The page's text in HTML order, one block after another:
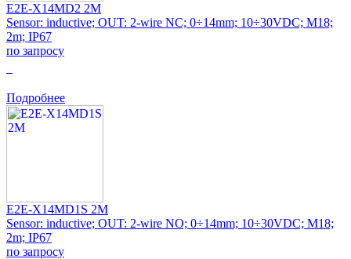
E2E-X14MD2 2M
Sensor: inductive; OUT: 2-wire NC; 0÷14mm; 10÷30VDC; M18;
2m; IP67
по запросу
Подробнее
E2E-X14MD1S 2M
Sensor: inductive; OUT: 2-wire NO; 0÷14mm; 10÷30VDC; M18;
2m; IP67
по запросу